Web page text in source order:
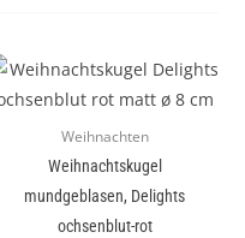
Weihnachten
Weihnachtskugel
mundgeblasen, Delights
ochsenblut-rot